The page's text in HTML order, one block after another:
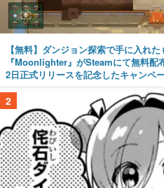
【無料】ダンジョン探索で手に入れ
『Moonlighter』がSteamにて無料
2日正式リリースを記念したキャンペ
2